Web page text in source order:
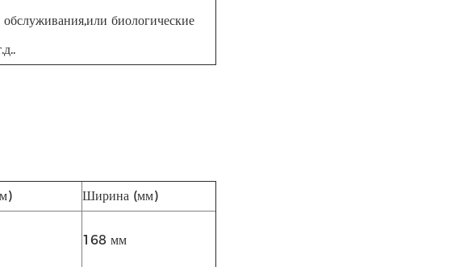
биологические
Ширина (мм)
168 мм